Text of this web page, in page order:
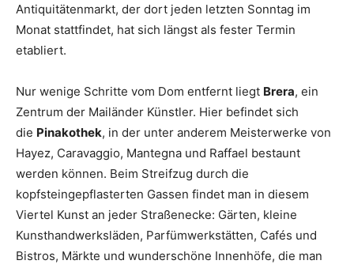
Antiquitätenmarkt, der dort jeden letzten Sonntag im
Monat stattfindet, hat sich längst als fester Termin
etabliert.
Nur wenige Schritte vom Dom entfernt liegt Brera, ein
Zentrum der Mailänder Künstler. Hier befindet sich
die Pinakothek, in der unter anderem Meisterwerke von
Hayez, Caravaggio, Mantegna und Raffael bestaunt
werden können. Beim Streifzug durch die
kopfsteingepflasterten Gassen findet man in diesem
Viertel Kunst an jeder Straßenecke: Gärten, kleine
Kunsthandwerksläden, Parfümwerkstätten, Cafés und
Bistros, Märkte und wunderschöne Innenhöfe, die man